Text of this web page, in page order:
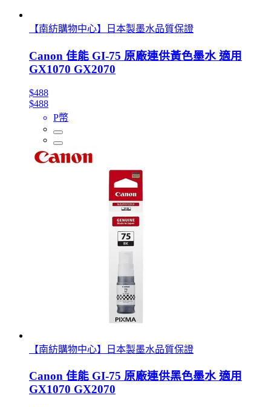
【南紡購物中心】日本製墨水品質保證
Canon 佳能 GI-75 原廠連供黃色墨水 適用
GX1070 GX2070
$488
$488
P幣
【南紡購物中心】日本製墨水品質保證
Canon 佳能 GI-75 原廠連供黑色墨水 適用
GX1070 GX2070